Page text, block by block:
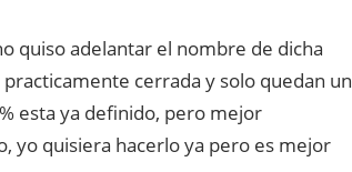
quiso adelantar el nombre de dicha
cerrada y solo quedan un
esta ya definido, pero mejor
yo quisiera hacerlo ya pero es mejor